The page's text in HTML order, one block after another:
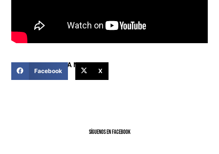
COMPARTIR ESTA NOTICIA
Facebook X
SíGUENOS EN FACEBOOK